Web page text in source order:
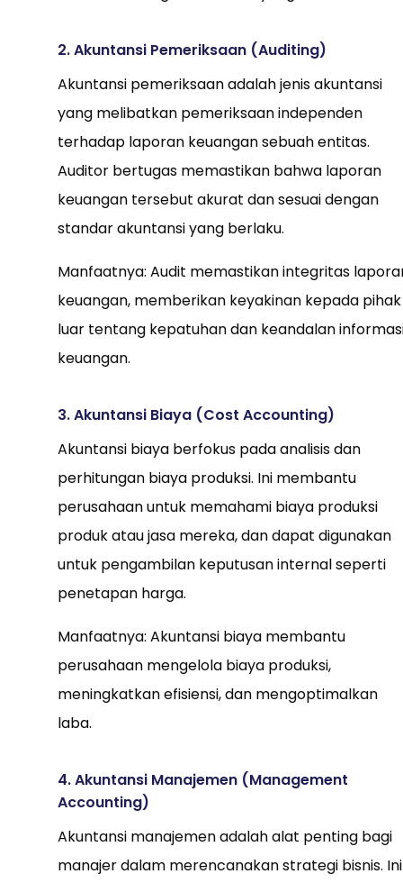
2. Akuntansi Pemeriksaan (Auditing)
Akuntansi pemeriksaan adalah jenis akuntansi
yang melibatkan pemeriksaan independen
terhadap laporan keuangan sebuah entitas.
Auditor bertugas memastikan bahwa laporan
keuangan tersebut akurat dan sesuai dengan
standar akuntansi yang berlaku.
Manfaatnya: Audit memastikan integritas
keuangan, memberikan keyakinan kepada pihak
luar tentang kepatuhan dan keandalan
keuangan.
3. Akuntansi Biaya (Cost Accounting)
Akuntansi biaya berfokus pada analisis dan
perhitungan biaya produksi. Ini membantu
perusahaan untuk memahami biaya produksi
produk atau jasa mereka, dan dapat digunakan
untuk pengambilan keputusan internal seperti
penetapan harga.
Manfaatnya: Akuntansi biaya membantu
perusahaan mengelola biaya produksi,
meningkatkan efisiensi, dan mengoptimalkan
laba.
4. Akuntansi Manajemen (Management
Accounting)
Akuntansi manajemen adalah alat penting bagi
manajer dalam merencanakan strategi bisnis. Ini